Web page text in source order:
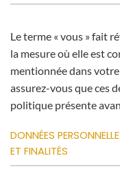
Le terme « vous » fait
la mesure où elle est
mentionnée dans
assurez-vous que ces
politique présente
DONNÉES
ET FINALITÉS